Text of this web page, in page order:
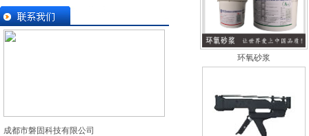
成都市磐固科技有限公司
环氧砂浆